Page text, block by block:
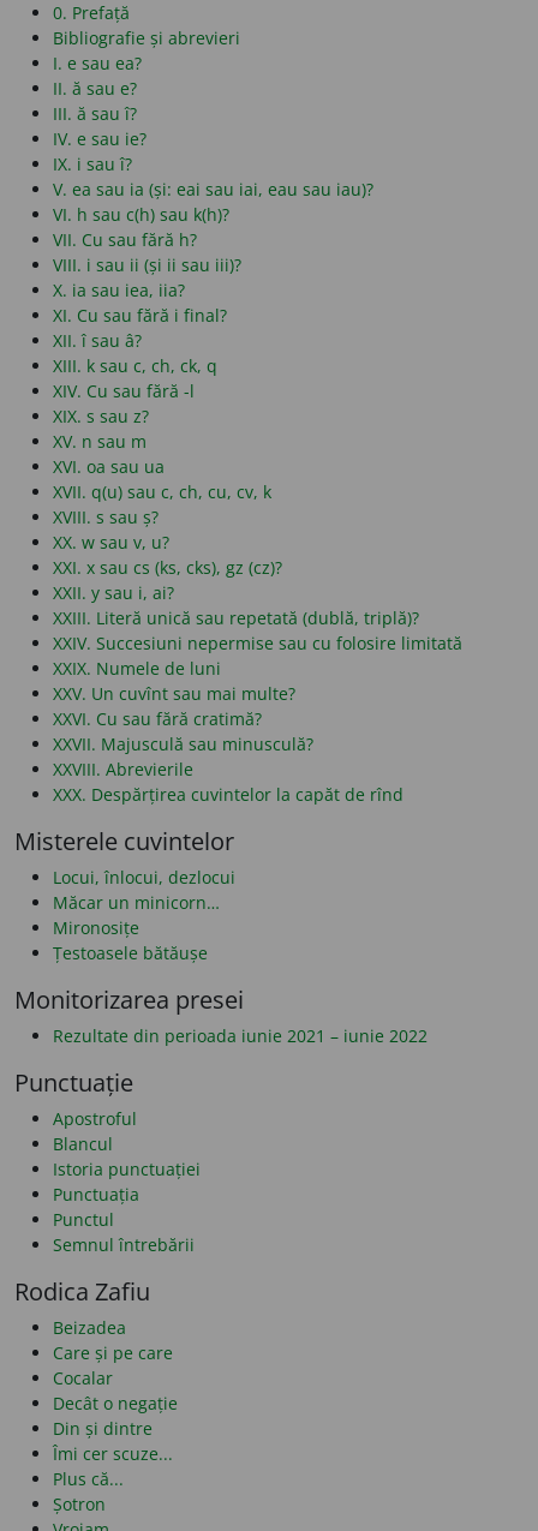
0. Prefață
Bibliografie și abrevieri
I. e sau ea?
II. ă sau e?
III. ă sau î?
IV. e sau ie?
IX. i sau î?
V. ea sau ia (și: eai sau iai, eau sau iau)?
VI. h sau c(h) sau k(h)?
VII. Cu sau fără h?
VIII. i sau ii (și ii sau iii)?
X. ia sau iea, iia?
XI. Cu sau fără i final?
XII. î sau â?
XIII. k sau c, ch, ck, q
XIV. Cu sau fără -l
XIX. s sau z?
XV. n sau m
XVI. oa sau ua
XVII. q(u) sau c, ch, cu, cv, k
XVIII. s sau ș?
XX. w sau v, u?
XXI. x sau cs (ks, cks), gz (cz)?
XXII. y sau i, ai?
XXIII. Literă unică sau repetată (dublă, triplă)?
XXIV. Succesiuni nepermise sau cu folosire limitată
XXIX. Numele de luni
XXV. Un cuvînt sau mai multe?
XXVI. Cu sau fără cratimă?
XXVII. Majusculă sau minusculă?
XXVIII. Abrevierile
XXX. Despărțirea cuvintelor la capăt de rînd
Misterele cuvintelor
Locui, înlocui, dezlocui
Măcar un minicorn…
Mironosițe
Țestoasele bătăușe
Monitorizarea presei
Rezultate din perioada iunie 2021 – iunie 2022
Punctuație
Apostroful
Blancul
Istoria punctuației
Punctuația
Punctul
Semnul întrebării
Rodica Zafiu
Beizadea
Care și pe care
Cocalar
Decât o negație
Din și dintre
Îmi cer scuze...
Plus că...
Șotron